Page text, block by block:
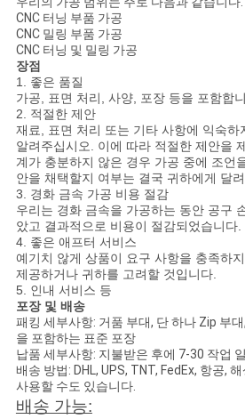
도
개
인
정
보
보
호
정
책
CNC 터닝 부품 가공
CNC 밀링 부품 가공
CNC 터닝 및 밀링 가공
장점
1. 좋은 품질
가공, 표면 처리, 사양, 포장 등을 포함합
2. 적절한 제안
재료, 표면 처리 또는 기타 사항에 익숙하
알려주십시오. 이에 따라 적절한 제안을
계가 충분하지 않은 경우 가공 중에 조언
안을 채택할지 여부는 결국 귀하에게 달
3. 경화 금속 가공 비용 절감
우리는 경화 금속을 가공하는 동안 공구
았고 결과적으로 비용이 절감되었습니다.
4. 좋은 애프터 서비스
예기치 않게 상품이 요구 사항을 충족하
제공하거나 귀하를 고려할 것입니다.
5. 인내 서비스 등
포장 및 배송
패킹 세부사항: 거품 부대, 단 하나 Zip 부
을 포함하는 표준 포장
납품 세부사항: 지불받은 후에 7-30 작업
배송 방법: DHL, UPS, TNT, FedEx, 항공,
사용할 수도 있습니다.
배송 가능: